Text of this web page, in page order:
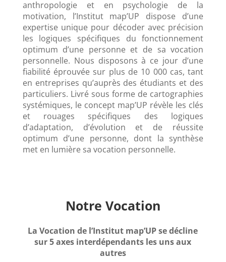
anthropologie et en psychologie de la
motivation, l’Institut map’UP dispose d’une
expertise unique pour décoder avec précision
les logiques spécifiques du fonctionnement
optimum d’une personne et de sa vocation
personnelle. Nous disposons à ce jour d’une
fiabilité éprouvée sur plus de 10 000 cas, tant
en entreprises qu’auprès des étudiants et des
particuliers. Livré sous forme de cartographies
systémiques, le concept map’UP révèle les clés
et rouages spécifiques des logiques
d’adaptation, d’évolution et de réussite
optimum d’une personne, dont la synthèse
met en lumière sa vocation personnelle.
Notre Vocation
La Vocation de l’Institut map’UP se décline
sur 5 axes interdépendants les uns aux
autres